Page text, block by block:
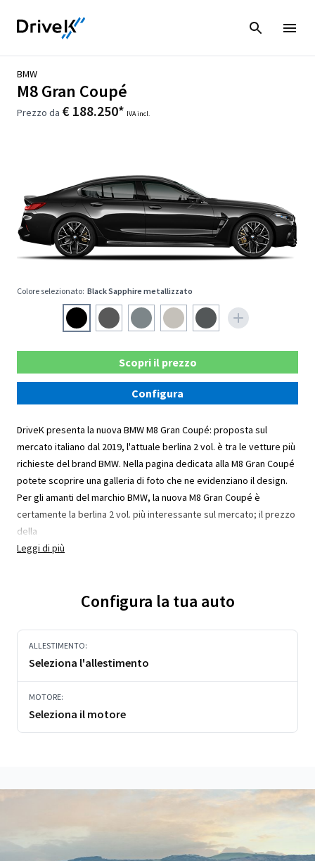
BMW
M8 Gran Coupé
Prezzo da € 188.250* IVA incl.
Colore selezionato: Black Sapphire metallizzato
Scopri il prezzo
Configura
DriveK presenta la nuova BMW M8 Gran Coupé: proposta sul
mercato italiano dal 2019, l'attuale berlina 2 vol. è tra le vetture più
richieste del brand BMW. Nella pagina dedicata alla M8 Gran Coupé
potete scoprire una galleria di foto che ne evidenziano il design.
Per gli amanti del marchio BMW, la nuova M8 Gran Coupé è
certamente la berlina 2 vol. più interessante sul mercato; il prezzo
della
Leggi di più
Configura la tua auto
ALLESTIMENTO:
Seleziona l'allestimento
MOTORE:
Seleziona il motore